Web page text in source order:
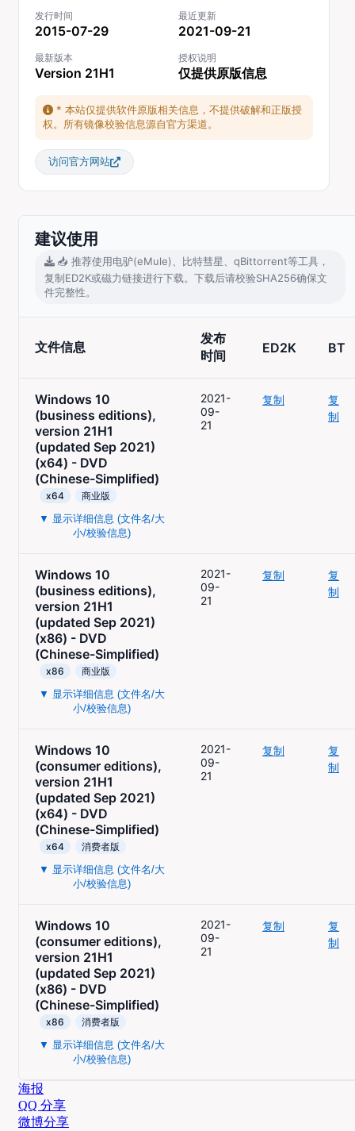
发行时间
2015-07-29
最近更新
2021-09-21
最新版本
Version 21H1
授权说明
仅提供原版信息
* 本站仅提供软件原版相关信息，不提供破解和正版授
权。所有镜像校验信息源自官方渠道。
访问官方网站
建议使用
📥 推荐使用电驴(eMule)、比特彗星、qBittorrent等工具，
复制ED2K或磁力链接进行下载。下载后请校验SHA256确保文
件完整性。
文件信息
发布
时间
ED2K BT
Windows 10
(business editions),
version 21H1
(updated Sep 2021)
(x64) - DVD
(Chinese-Simplified)
x64
商业版
▼ 显示详细信息 (文件名/大
小/校验信息)
2021-
09-
21
复制
复
制
Windows 10
(business editions),
version 21H1
(updated Sep 2021)
(x86) - DVD
(Chinese-Simplified)
x86
商业版
▼ 显示详细信息 (文件名/大
小/校验信息)
2021-
09-
21
复制
复
制
Windows 10
(consumer editions),
version 21H1
(updated Sep 2021)
(x64) - DVD
(Chinese-Simplified)
x64
消费者版
▼ 显示详细信息 (文件名/大
小/校验信息)
2021-
09-
21
复制
复
制
Windows 10
(consumer editions),
version 21H1
(updated Sep 2021)
(x86) - DVD
(Chinese-Simplified)
x86
消费者版
▼ 显示详细信息 (文件名/大
小/校验信息)
2021-
09-
21
复制
复
制
海报
QQ 分享
微博分享